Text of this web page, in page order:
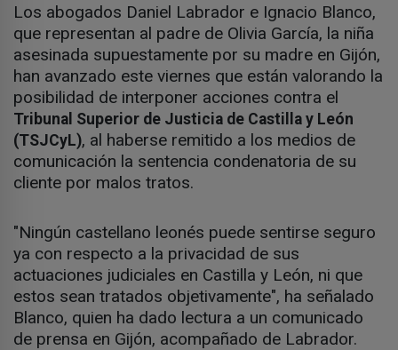
Los abogados Daniel Labrador e Ignacio Blanco,
que representan al padre de Olivia García, la niña
asesinada supuestamente por su madre en Gijón,
han avanzado este viernes que están valorando la
posibilidad de interponer acciones contra el
Tribunal Superior de Justicia de Castilla y León
(TSJCyL), al haberse remitido a los medios de
comunicación la sentencia condenatoria de su
cliente por malos tratos.
"Ningún castellano leonés puede sentirse seguro
ya con respecto a la privacidad de sus
actuaciones judiciales en Castilla y León, ni que
estos sean tratados objetivamente", ha señalado
Blanco, quien ha dado lectura a un comunicado
de prensa en Gijón, acompañado de Labrador.